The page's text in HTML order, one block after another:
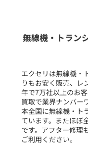
フリーワ
選
無線機・トラン
エクセリは無線機・
りもお安く販売、レ
年で7万社以上のお
買取で業界ナンバー
本全国に無線機・ト
ています。またほぼ
です。アフター修理
ご利用ください。